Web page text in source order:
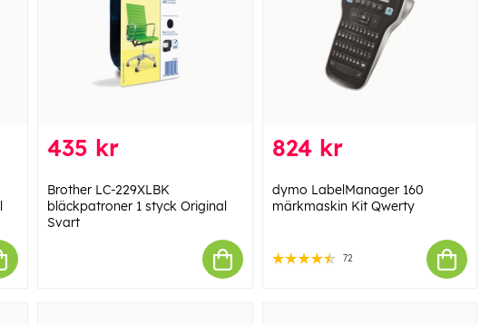
435 kr
Brother LC-229XLBK
bläckpatroner 1 styck Original
Svart
824 kr
dymo LabelManager 160
märkmaskin Kit Qwerty
72